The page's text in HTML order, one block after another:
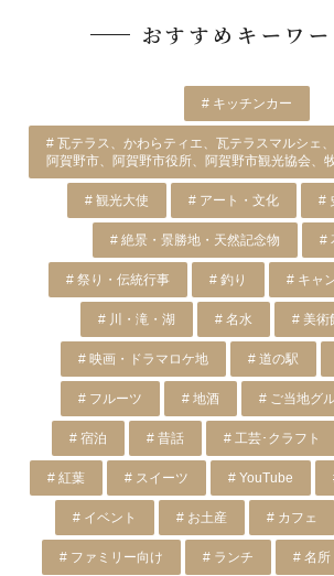
おすすめキーワー
# キッチンカー
# 瓦テラス、かわらティエ、瓦テラスマルシェ
阿賀野市、阿賀野市役所、阿賀野市観光協会、
# 観光大使 # アート・文化 #
# 絶景・景勝地・天然記念物 #
# 祭り・伝統行事 # 釣り # キャ
# 川・滝・湖 # 名水 # 美術
# 映画・ドラマロケ地 # 道の駅
# フルーツ # 地酒 # ご当地グ
# 宿泊 # 昔話 # 工芸･クラフト
# 紅葉 # スイーツ # YouTube
# イベント # お土産 # カフェ
# ファミリー向け # ランチ # 名所